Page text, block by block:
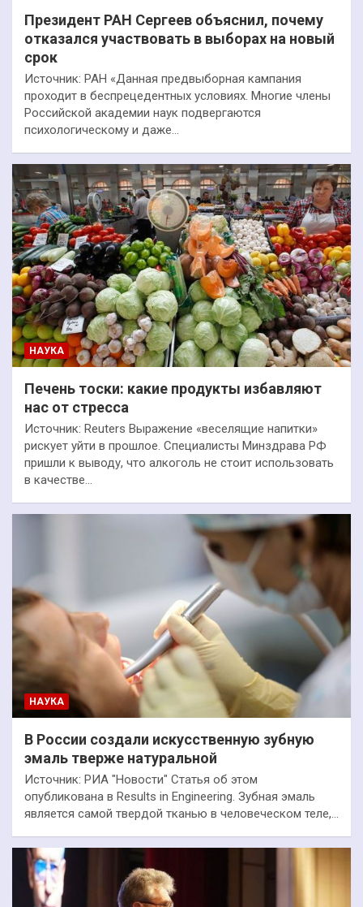
Президент РАН Сергеев объяснил, почему
отказался участвовать в выборах на новый
срок
Источник: РАН «Данная предвыборная кампания
проходит в беспрецедентных условиях. Многие члены
Российской академии наук подвергаются
психологическому и даже…
НАУКА
Печень тоски: какие продукты избавляют
нас от стресса
Источник: Reuters Выражение «веселящие напитки»
рискует уйти в прошлое. Специалисты Минздрава РФ
пришли к выводу, что алкоголь не стоит использовать
в качестве…
НАУКА
В России создали искусственную зубную
эмаль тверже натуральной
Источник: РИА "Новости" Статья об этом
опубликована в Results in Engineering. Зубная эмаль
является самой твердой тканью в человеческом теле,…